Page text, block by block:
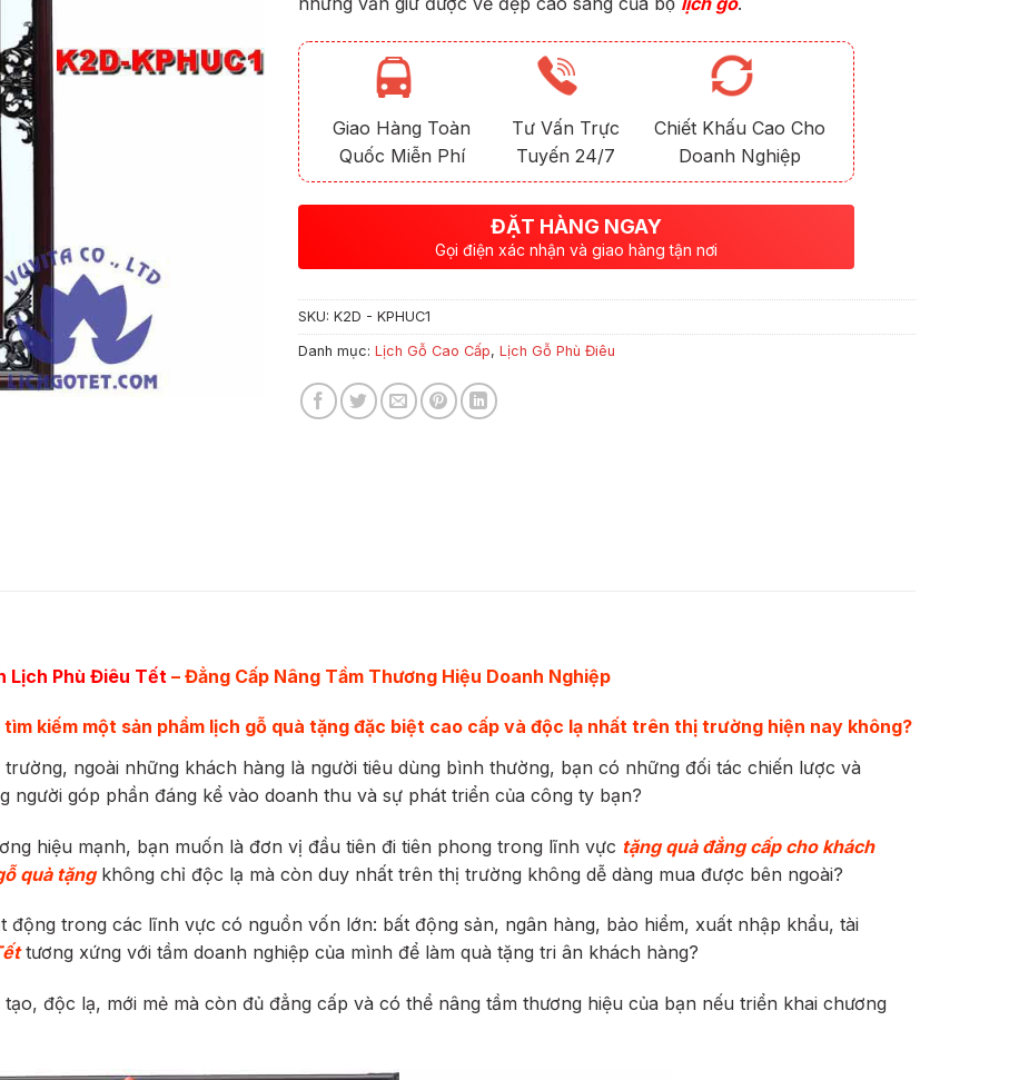
Giao Hàng Toàn
Quốc Miễn Phí
Tư Vấn Trực
Tuyến 24/7
Chiết Khấu Cao Cho
Doanh Nghiệp
ĐẶT HÀNG NGAY
Gọi điện xác nhận và giao hàng tận nơi
SKU: K2D - KPHUC1
Danh mục: Lịch Gỗ Cao Cấp, Lịch Gỗ Phù Điêu
Lịch Phù Điêu Tết– Đẳng Cấp Nâng Tầm Thương Hiệu Doanh Nghiệp
kiếm một sản phẩm lịch gỗ quà tặng đặc biệt cao cấp và độc lạ nhất trên thị trường hiện nay không?
ngoài những khách hàng là người tiêu dùng bình thường, bạn có những đối tác chiến lược và
người góp phần đáng kể vào doanh thu và sự phát triển của công ty bạn?
hiệu mạnh, bạn muốn là đơn vị đầu tiên đi tiên phong trong lĩnh vực tặng quà đẳng cấp cho khách
quà tặngkhông chỉ độc lạ mà còn duy nhất trên thị trường không dễ dàng mua được bên ngoài?
động trong các lĩnh vực có nguồn vốn lớn: bất động sản, ngân hàng, bảo hiểm, xuất nhập khẩu, tài
tương xứng với tầm doanh nghiệp của mình để làm quà tặng tri ân khách hàng?
độc lạ, mới mẻ mà còn đủ đẳng cấp và có thể nâng tầm thương hiệu của bạn nếu triển khai chương